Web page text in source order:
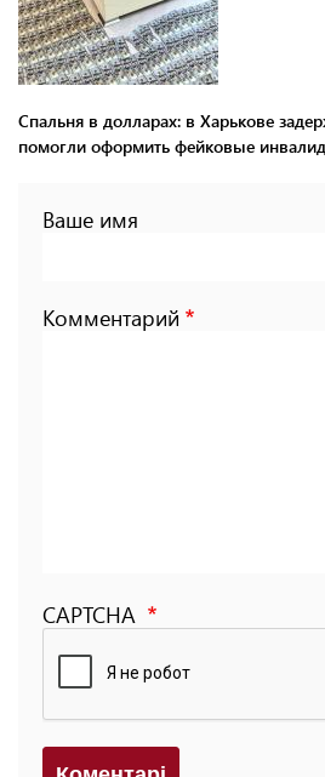
Спальня в долларах: в Харькове
помогли оформить фейковые
Ваше имя
Комментарий
CAPTCHA